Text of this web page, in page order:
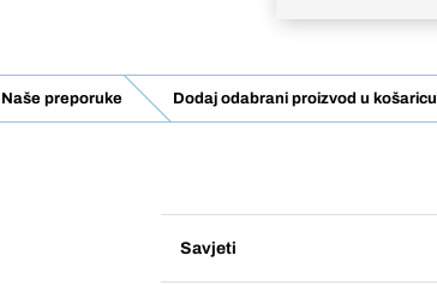
Naše preporuke Dodaj odabrani proizvod u košaricu
Savjeti